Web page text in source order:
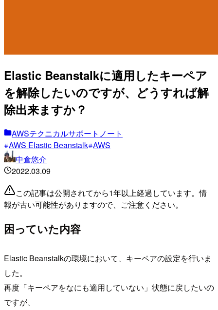
Elastic Beanstalkに適用したキーペア
を解除したいのですが、どうすれば解
除出来ますか？
AWSテクニカルサポートノート
AWS Elastic Beanstalk AWS
中倉悠介
2022.03.09
この記事は公開されてから1年以上経過しています。情
報が古い可能性がありますので、ご注意ください。
困っていた内容
Elastic Beanstalkの環境において、キーペアの設定を行いま
した。
再度「キーペアをなにも適用していない」状態に戻したいの
ですが、